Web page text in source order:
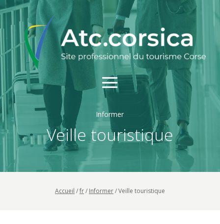
Informer
Veille touristique
Accueil /fr/ Informer/Veille touristique